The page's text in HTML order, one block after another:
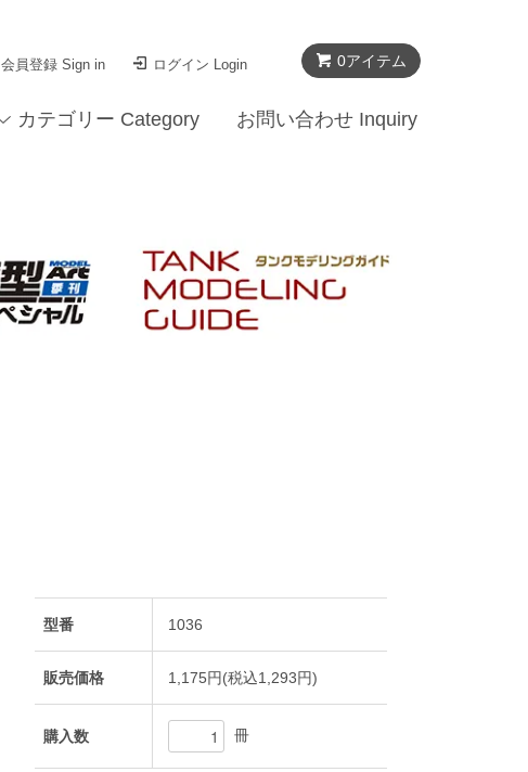
0アイテム
会員登録 Sign in ログイン Login
カテゴリー Category お問い合わせ Inquiry
型番 1036
販売価格 1,175円(税込1,293円)
購入数 冊